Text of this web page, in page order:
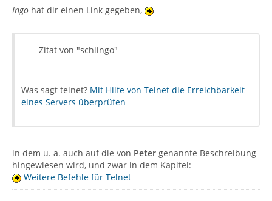
Ingo hat dir einen Link gegeben,
Zitat von "schlingo"
Was sagt telnet? Mit Hilfe von Telnet die Erreichbarkeit
eines Servers überprüfen
in dem u. a. auch auf die von Peter genannte Beschreibung
hingewiesen wird, und zwar in dem Kapitel:
Weitere Befehle für Telnet